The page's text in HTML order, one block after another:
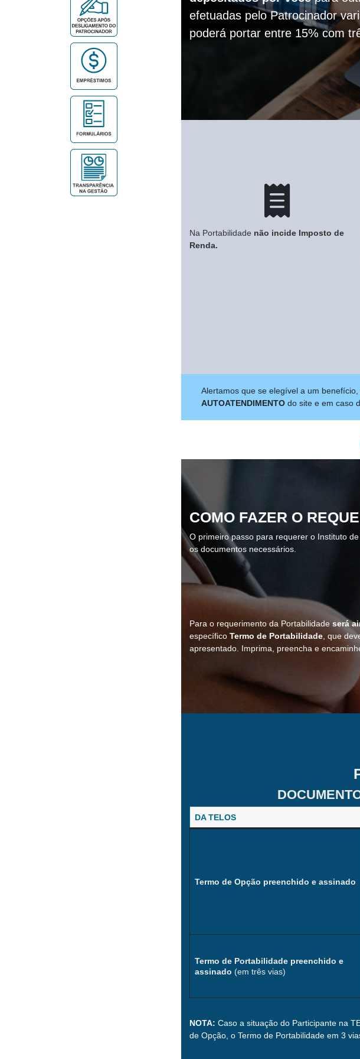
efetuadas pelo Patrocinador
poderá portar entre 15% com
Na Portabilidade não incide Imposto de
Renda.
Alertamos que se elegível a um
AUTOATENDIMENTO do site e em caso
COMO FAZER O
O primeiro passo para requerer o Instituto
os documentos necessários.
Para o requerimento da Portabilidadeserá
específicoTermo de Portabilidade , que
apresentado. Imprima, preencha e
DA TELOS
Termo de Opção preenchido e assinado
Termo de Portabilidade preenchido e
assinado (em três vias)
NOTA: Caso a situação do Participante na
de Opção, o Termo de Portabilidade em 3